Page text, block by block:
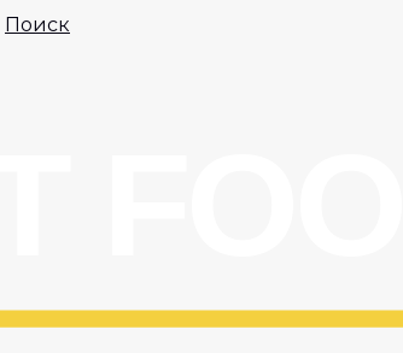
Поиск